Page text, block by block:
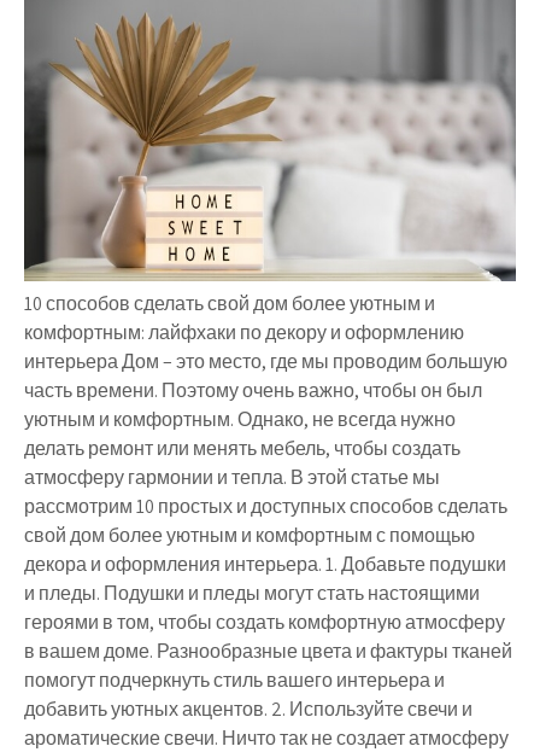
10 способов сделать свой дом более уютным и
комфортным: лайфхаки по декору и оформлению
интерьера Дом – это место, где мы проводим большую
часть времени. Поэтому очень важно, чтобы он был
уютным и комфортным. Однако, не всегда нужно
делать ремонт или менять мебель, чтобы создать
атмосферу гармонии и тепла. В этой статье мы
рассмотрим 10 простых и доступных способов сделать
свой дом более уютным и комфортным с помощью
декора и оформления интерьера. 1. Добавьте подушки
и пледы. Подушки и пледы могут стать настоящими
героями в том, чтобы создать комфортную атмосферу
в вашем доме. Разнообразные цвета и фактуры тканей
помогут подчеркнуть стиль вашего интерьера и
добавить уютных акцентов. 2. Используйте свечи и
ароматические свечи. Ничто так не создает атмосферу